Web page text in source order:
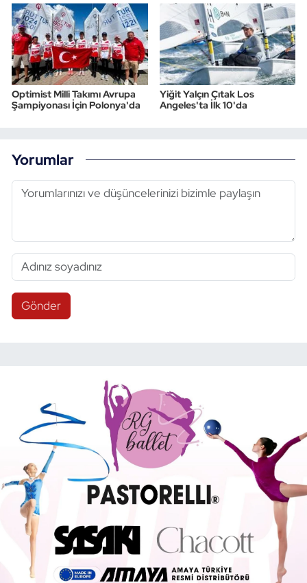
Optimist Milli Takımı Avrupa
Şampiyonası İçin Polonya'da
Yiğit Yalçın Çıtak Los
Angeles'ta İlk 10'da
Yorumlar
Gönder